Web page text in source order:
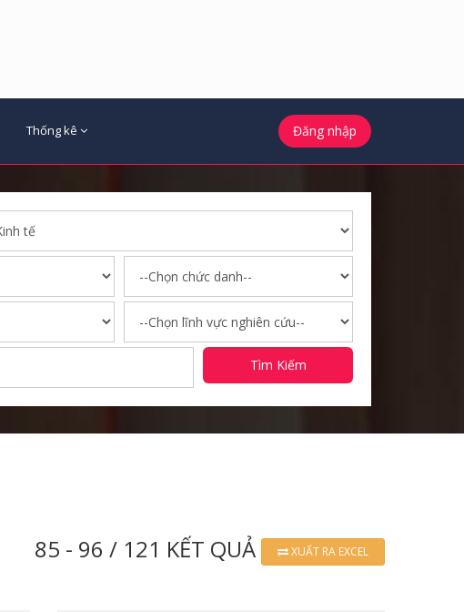
Thống kê Đăng nhập
Tìm Kiếm
85 - 96 / 121 KẾT QUẢ XUẤT RA EXCEL